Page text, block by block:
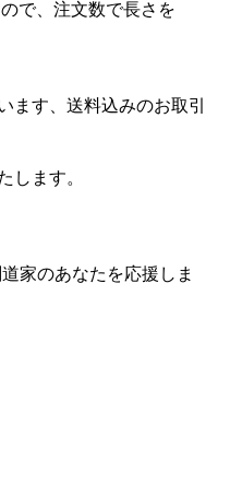
で、注文数で長さを
ます、送料込みのお取引
します。
家のあなたを応援しま